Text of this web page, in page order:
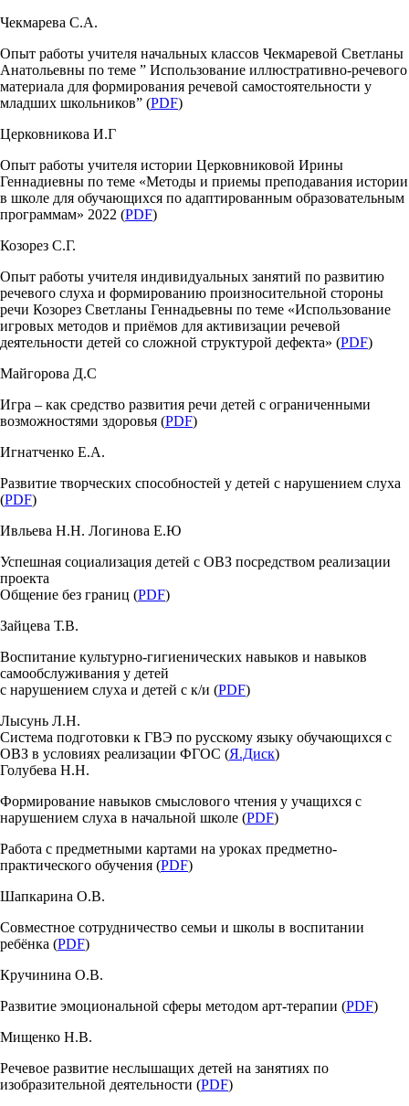
Чекмарева С.А.
Опыт работы учителя начальных классов Чекмаревой Светланы
Анатольевны по теме ” Использование иллюстративно-речевого
материала для формирования речевой самостоятельности у
младших школьников” (PDF)
Церковникова И.Г
Опыт работы учителя истории Церковниковой Ирины
Геннадиевны по теме «Методы и приемы преподавания истории
в школе для обучающихся по адаптированным образовательным
программам» 2022 (PDF)
Козорез С.Г.
Опыт работы учителя индивидуальных занятий по развитию
речевого слуха и формированию произносительной стороны
речи Козорез Светланы Геннадьевны по теме «Использование
игровых методов и приёмов для активизации речевой
деятельности детей со сложной структурой дефекта» (PDF)
Майгорова Д.С
Игра – как средство развития речи детей с ограниченными
возможностями здоровья (PDF)
Игнатченко Е.А.
Развитие творческих способностей у детей с нарушением слуха
(PDF)
Ивльева Н.Н. Логинова Е.Ю
Успешная социализация детей с ОВЗ посредством реализации
проекта
Общение без границ (PDF)
Зайцева Т.В.
Воспитание культурно-гигиенических навыков и навыков
самообслуживания у детей
с нарушением слуха и детей с к/и (PDF)
Лысунь Л.Н.
Система подготовки к ГВЭ по русскому языку обучающихся с
ОВЗ в условиях реализации ФГОС (Я.Диск)
Голубева Н.Н.
Формирование навыков смыслового чтения у учащихся с
нарушением слуха в начальной школе (PDF)
Работа с предметными картами на уроках предметно-
практического обучения (PDF)
Шапкарина О.В.
Совместное сотрудничество семьи и школы в воспитании
ребёнка (PDF)
Кручинина О.В.
Развитие эмоциональной сферы методом арт-терапии (PDF)
Мищенко Н.В.
Речевое развитие неслышащих детей на занятиях по
изобразительной деятельности (PDF)